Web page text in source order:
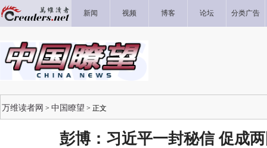
新闻 视频 博客 论坛 分类广告
万维读者网 > 中国瞭望 > 正文
彭博：习近平一封秘信 促成